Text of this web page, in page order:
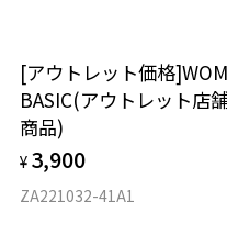
仕上がり寸法
D 仕上がりの横幅：約146mm
E 仕上がりの縦幅：約41mm
安心2 視力測定無料
視力の変化を早めに
力測定をおすすめい
安心3 かかり具合
オンラインストアでフレ
実店舗で度付きにできます
ご購入時に「レンズ交換券
度数を測定のうえ、度付き
料交換いただけます。
[アウトレット価格
BASIC(アウトレット店
商品)
¥ 3,900
ZA221032-41A1